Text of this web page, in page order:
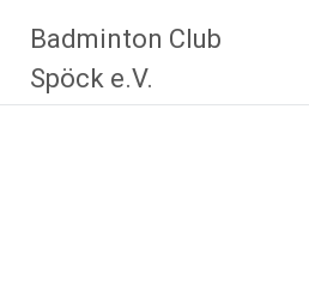
Inhalt
springen
Badminton Club
Spöck e.V.